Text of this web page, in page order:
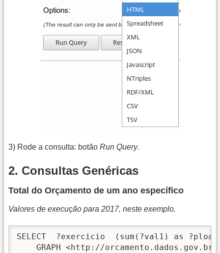
3) Rode a consulta: botão Run Query.
2. Consultas Genéricas
Total do Orçamento de um ano específico
Valores de execução para 2017, neste exemplo.
SELECT  ?exercicio  (sum(?val1) as
GRAPH <http://